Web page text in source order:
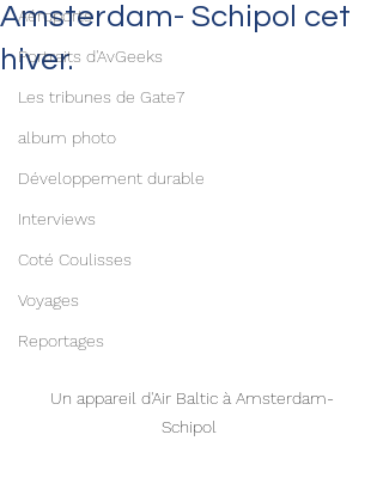
Aéroports
Portraits d'AvGeeks
Les tribunes de Gate7
album photo
Développement durable
Interviews
Coté Coulisses
Voyages
Reportages
Amsterdam- Schipol cet
hiver.
Un appareil d'Air Baltic à Amsterdam-
Schipol